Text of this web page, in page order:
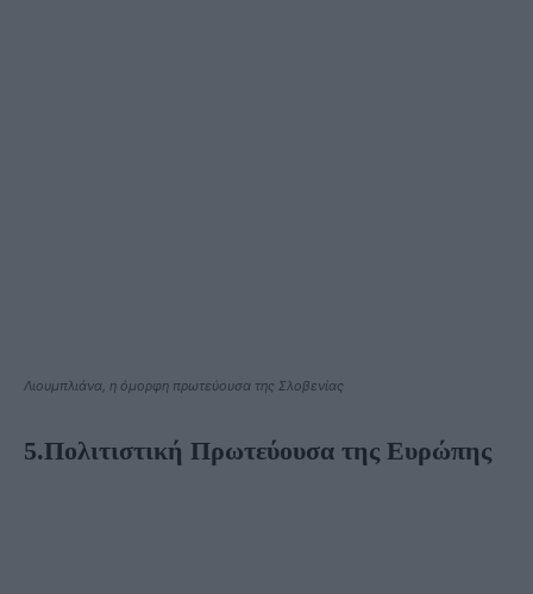
Λιουμπλιάνα, η όμορφη πρωτεύουσα της Σλοβενίας
5.Πολιτιστική Πρωτεύουσα της Ευρώπης